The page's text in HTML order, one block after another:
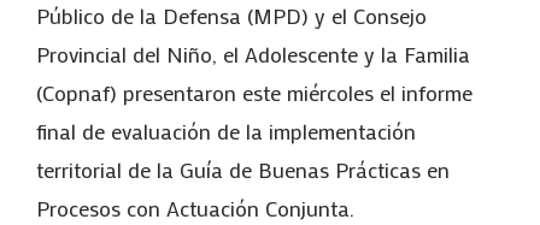
Público de la Defensa (MPD) y el Consejo
Provincial del Niño, el Adolescente y la Familia
(Copnaf) presentaron este miércoles el informe
final de evaluación de la implementación
territorial de la Guía de Buenas Prácticas en
Procesos con Actuación Conjunta.